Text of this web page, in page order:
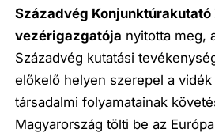
Századvég Konjunktúrakutató
vezérigazgatója nyitotta meg,
Századvég kutatási
előkelő helyen szerepel a vidék
társadalmi folyamatainak
Magyarország tölti be az